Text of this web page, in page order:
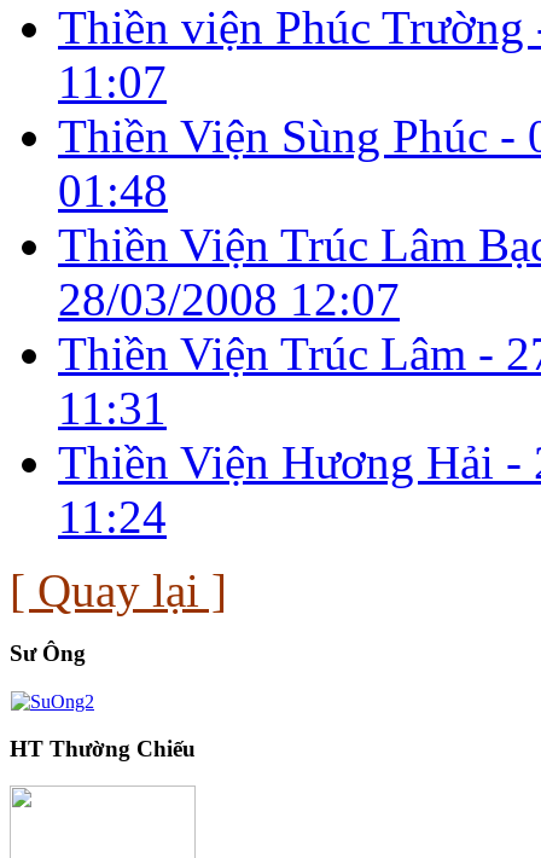
Thiền viện Phúc
11:07
Thiền Viện Sùng Phúc -
01:48
Thiền Viện Trúc Lâm
28/03/2008 12:07
Thiền Viện Trúc Lâm -
11:31
Thiền Viện Hương Hải -
11:24
[ Quay lại ]
Sư Ông
HT Thường Chiếu